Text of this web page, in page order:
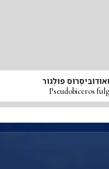
פוּלְגוֹר
Pseudobiceros